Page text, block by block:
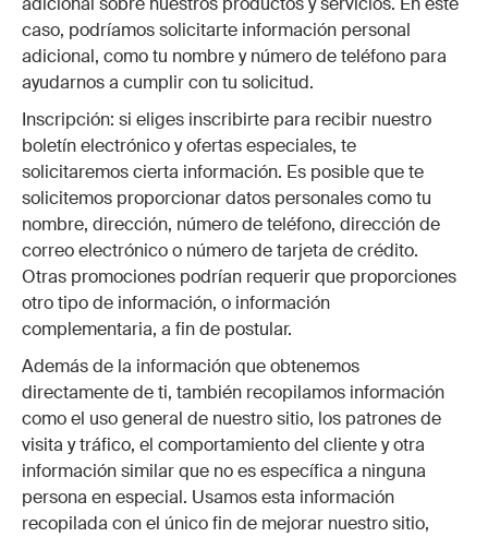
caso, podríamos solicitarte información personal
adicional, como tu nombre y número de teléfono para
ayudarnos a cumplir con tu solicitud.
Inscripción: si eliges inscribirte para recibir nuestro
boletín electrónico y ofertas especiales, te
solicitaremos cierta información. Es posible que te
solicitemos proporcionar datos personales como tu
nombre, dirección, número de teléfono, dirección de
correo electrónico o número de tarjeta de crédito.
Otras promociones podrían requerir que proporciones
otro tipo de información, o información
complementaria, a fin de postular.
Además de la información que obtenemos
directamente de ti, también recopilamos información
como el uso general de nuestro sitio, los patrones de
visita y tráfico, el comportamiento del cliente y otra
información similar que no es específica a ninguna
persona en especial. Usamos esta información
recopilada con el único fin de mejorar nuestro sitio,